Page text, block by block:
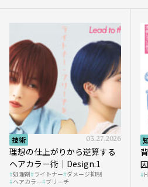
技術 03.27.2026
理想の仕上がりから逆算する
ヘアカラー術｜Design.1
処理剤 ライトナー ダメージ抑制
ヘアカラー ブリーチ